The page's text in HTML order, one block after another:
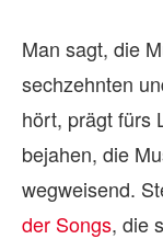
Man sagt, die
sechzehnten
hört, prägt fürs
bejahen, die
wegweisend.
der Songs, die